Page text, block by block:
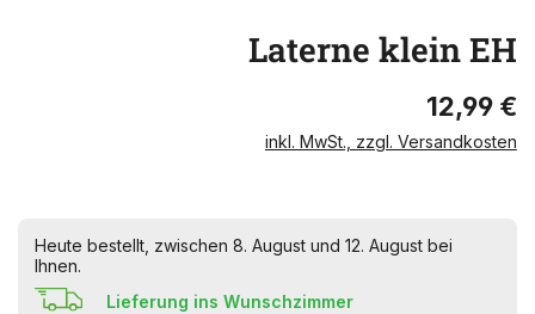
Laterne klein EH
12,99 €
inkl. MwSt., zzgl. Versandkosten
Heute bestellt, zwischen 8. August und 12. August bei
Ihnen.
Lieferung ins Wunschzimmer